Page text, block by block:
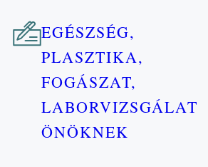
EGÉSZSÉG,
PLASZTIKA,
FOGÁSZAT,
LABORVIZSGÁLAT
ÖNÖKNEK